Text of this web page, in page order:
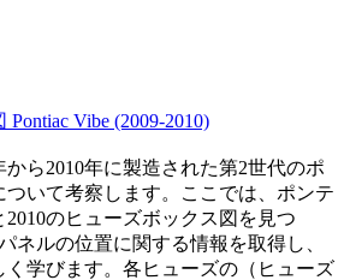
Vibe (2009-2010)
から2010年に製造された第2世代のポ
ついて考察します。ここでは、ポンテ
2010のヒューズボックス図を見つ
ネルの位置に関する情報を取得し、
学びます。各ヒューズの（ヒューズ